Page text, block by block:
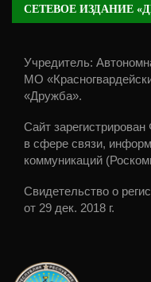
СЕТЕВОЕ ИЗДАНИЕ
Учредитель:
МО
«Дружба».
Сайт
в сфере связи,
коммуникаций
Свидетельство о
от 29 дек. 2018 г.